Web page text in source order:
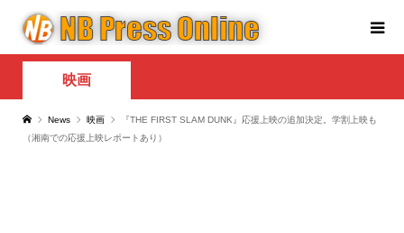
映画
News 映画
『THE FIRST SLAM DUNK』応援上映の追加決定。学割上映も
（湘南での応援上映レポートあり）